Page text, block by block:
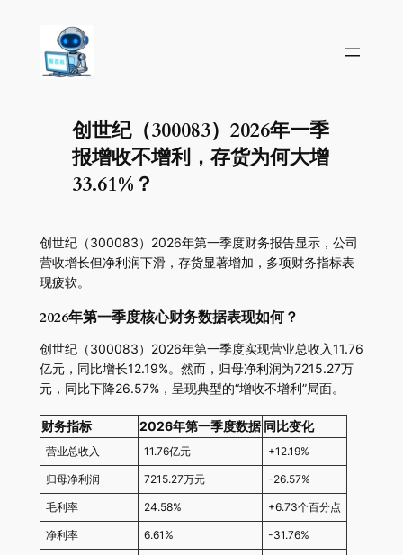
创世纪（300083）2026年一季
报增收不增利，存货为何大增
33.61%？
创世纪（300083）2026年第一季度财务报告显示，公司
营收增长但净利润下滑，存货显著增加，多项财务指标表
现疲软。
2026年第一季度核心财务数据表现如何？
创世纪（300083）2026年第一季度实现营业总收入11.76
亿元，同比增长12.19%。然而，归母净利润为7215.27万
元，同比下降26.57%，呈现典型的“增收不增利”局面。
财务指标 2026年第一季度数据 同比变化
营业总收入 11.76亿元 +12.19%
归母净利润 7215.27万元 -26.57%
毛利率 24.58% +6.73个百分点
净利率 6.61% -31.76%